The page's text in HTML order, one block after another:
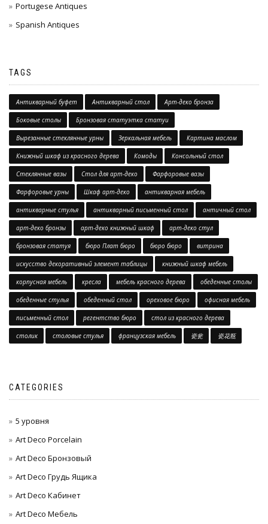
Portugese Antiques
Spanish Antiques
TAGS
Антикварный буфет Антикварный стол Арт-деко бронза
Боковые столы Бронзовая статуэтка статуи
Вырезанные стеклянные урны Зеркальная мебель Картина маслом
Книжный шкаф из красного дерева Комоды Консольный стол
Стеклянные вазы Стол для арт-деко Фарфоровые вазы
Фарфоровые урны Шкаф арт-деко антикварная мебель
антикварные стулья антикварный письменный стол античный стол
арт-деко бронзы арт-деко книжный шкаф арт-деко стул
бронзовая статуя бюро Плат бюро бюро бюро витрина
искусство декоративный элемент таблицы книжный шкаф мебель
корпусная мебель кресла мебель красного дерева обеденные столы
обеденные стулья обеденный стол ореховое бюро офисная мебель
письменный стол регентство бюро стол из красного дерева
столик столовые стулья французская мебель 瓷瓮 瓷花瓶
CATEGORIES
5 уровня
Art Deco Porcelain
Art Deco Бронзовый
Art Deco Грудь Ящика
Art Deco Кабинет
Art Deco Мебель